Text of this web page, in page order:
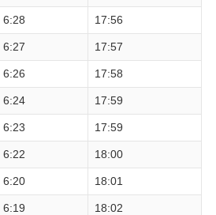
6:28 17:56
6:27 17:57
6:26 17:58
6:24 17:59
6:23 17:59
6:22 18:00
6:20 18:01
6:19 18:02